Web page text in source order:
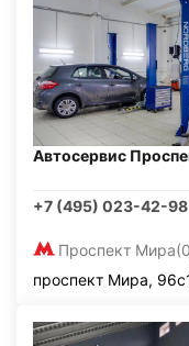
Автосервис
+7 (495) 023-42-98
Проспект Мира
проспект Мира,